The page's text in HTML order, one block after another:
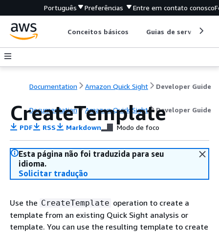
Português Preferências Entre em contato conosco
Conceitos básicos Guias de serviço
Documentation Amazon Quick Sight Developer Guide
Documentation Amazon Quick Sight Developer Guide
CreateTemplate
PDF RSS Markdown Modo de foco
Esta página não foi traduzida para seu
idioma.
Solicitar tradução
Use the CreateTemplate operation to create a
template from an existing Quick Sight analysis or
template. You can use the resulting template to create